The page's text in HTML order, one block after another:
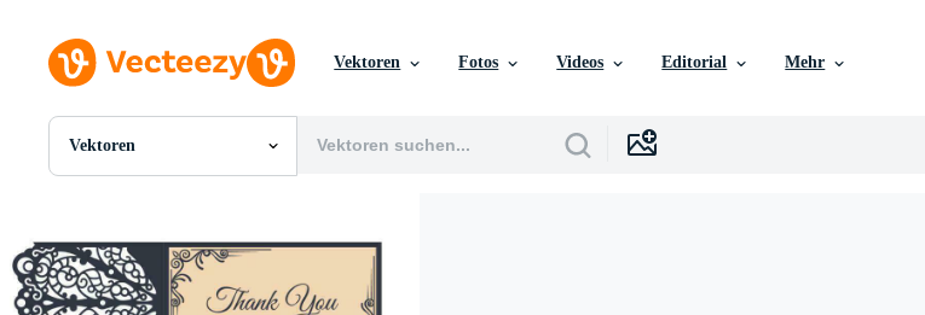
Vektoren Fotos Videos Editorial Mehr
Vektoren
Alle Bilder
PSDs
SVGs
Vorlagen